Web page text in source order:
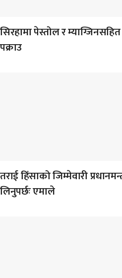
सिरहामा पेस्तोल र
पक्राउ
तराई हिंसाको जिम्मेवारी
लिनुपर्छः एमाले